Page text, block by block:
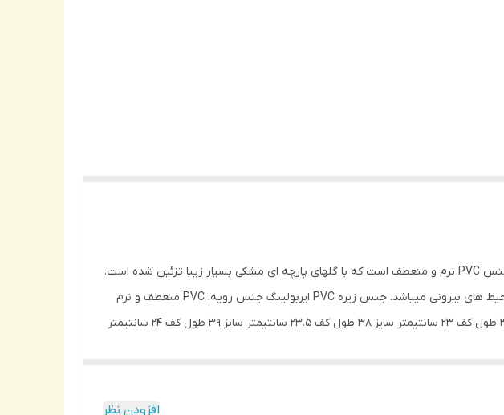
این دمپایی روفرشی لژدار زنانه دارای زیره ای به ضخامت 4 سانتیمتر از جنس ایربولینگ است. رویه از جنس PVC نرم و منعطف است که با گلهای پارچه ای مشکی بسیار زیبا تزئین شده است.
این دمپایی شیک زنانه گزینه مناسبی برای استفاده روفرشی و مجلسی و همچنین استفاده روزمره در محیط های بیرونی میباشد. جنس زیره PVC ایربولینگ جنس رویه: PVC منعطف و نرم
به همراه گل پارچه ای دارای لژ 4 سانتیمتری مناسب برای روفرشی مناسب برای استفاده مجلسی سایز 37 طول کف 23 سانتیمتر سایز 38 طول کف 23.5 سانتیمتر سایز 39 طول کف 24 سانتیمتر
افزودن نظر